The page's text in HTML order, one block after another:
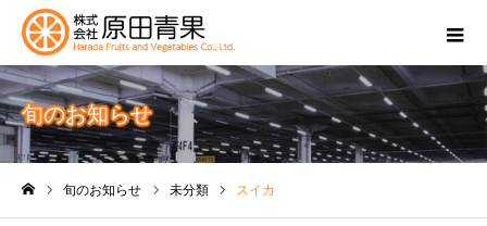
旬のお知らせ
旬のお知らせ 未分類 スイカ